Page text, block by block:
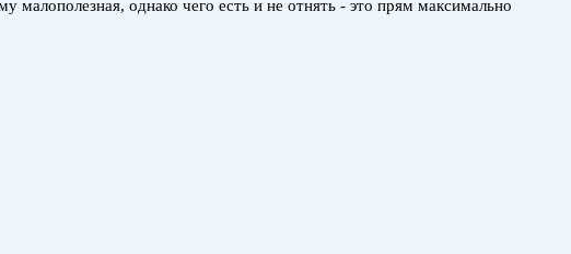
однако чего есть и не отнять - это прям максимально